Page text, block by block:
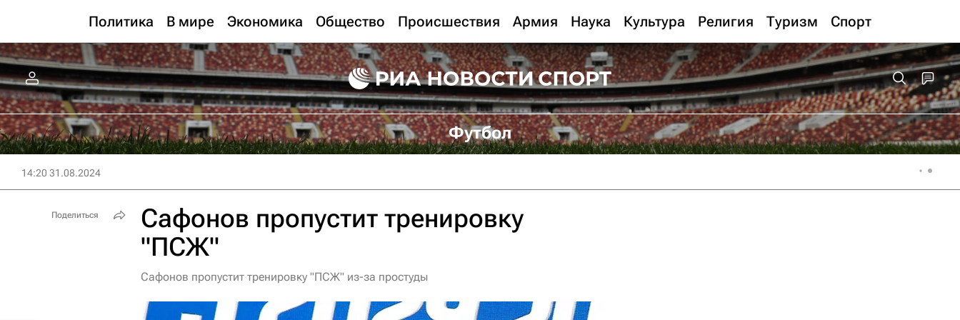
Политика В мире Экономика Общество Происшествия Армия Наука Культура Религия Туризм Спорт
Футбол
14:20 31.08.2024
Сафонов пропустит тренировку
"ПСЖ"
Сафонов пропустит тренировку "ПСЖ" из-за простуды
Поделиться